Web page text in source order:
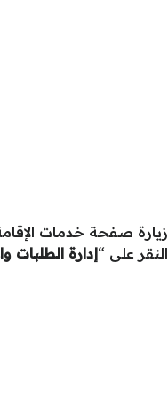
زيارة صفحة خدمات
النقر على “إدارة الطلبات